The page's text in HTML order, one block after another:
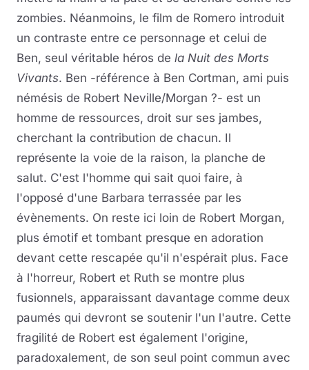
zombies. Néanmoins, le film de Romero introduit
un contraste entre ce personnage et celui de
Ben, seul véritable héros de la Nuit des Morts
Vivants. Ben -référence à Ben Cortman, ami puis
némésis de Robert Neville/Morgan ?- est un
homme de ressources, droit sur ses jambes,
cherchant la contribution de chacun. Il
représente la voie de la raison, la planche de
salut. C'est l'homme qui sait quoi faire, à
l'opposé d'une Barbara terrassée par les
évènements. On reste ici loin de Robert Morgan,
plus émotif et tombant presque en adoration
devant cette rescapée qu'il n'espérait plus. Face
à l'horreur, Robert et Ruth se montre plus
fusionnels, apparaissant davantage comme deux
paumés qui devront se soutenir l'un l'autre. Cette
fragilité de Robert est également l'origine,
paradoxalement, de son seul point commun avec